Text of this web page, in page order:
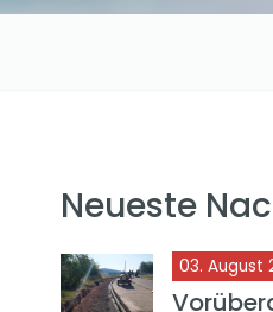
Neueste
03. August